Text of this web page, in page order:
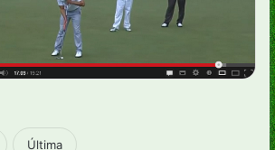
Última